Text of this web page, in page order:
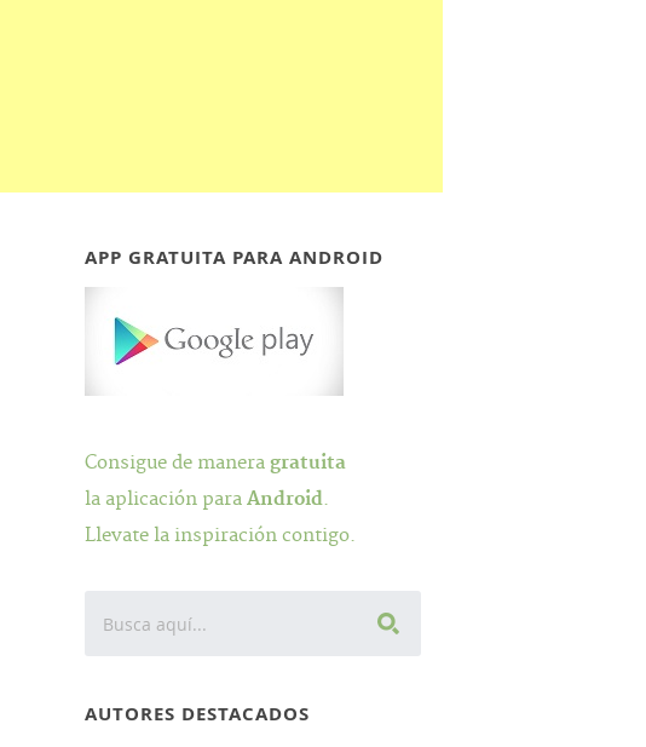
APP GRATUITA PARA ANDROID
Consigue de maneragratuita
la aplicación paraAndroid.
Llevate la inspiración contigo.
AUTORES DESTACADOS